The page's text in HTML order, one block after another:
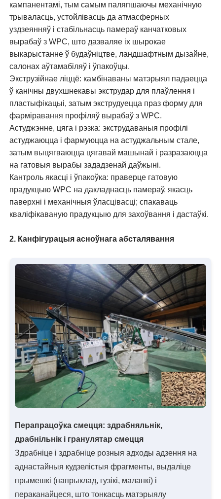
кампанентамі, тым самым паляпшаючы механічную
трываласць, устойлівасць да атмасферных
уздзеянняў і стабільнасць памераў канчатковых
вырабаў з WPC, што дазваляе іх шырокае
выкарыстанне ў будаўніцтве, ландшафтным дызайне,
салонах аўтамабіляў і ўпакоўцы.
Экструзійнае ліццё: камбінаваны матэрыял падаецца
ў канічны двухшнекавы экструдар для плаўлення і
пластыфікацыі, затым экструдуецца праз форму для
фарміравання профіляў вырабаў з WPC.
Астуджэнне, цяга і рэзка: экструдаваныя профілі
астуджаюцца і фармуюцца на астуджальным стале,
затым выцягваюцца цягавай машынай і разразаюцца
на гатовыя вырабы зададзенай даўжыні.
Кантроль якасці і ўпакоўка: праверце гатовую
прадукцыю WPC на дакладнасць памераў, якасць
паверхні і механічныя ўласцівасці; спакаваць
кваліфікаваную прадукцыю для захоўвання і дастаўкі.
2. Канфігурацыя асноўнага абсталявання
Перапрацоўка смецця: здрабняльнік,
драбнільнік і гранулятар смецця
Здрабніце і здрабніце розныя адходы адзення на
аднастайныя кудзелістыя фрагменты, выдаліце ​​
прымешкі (напрыклад, гузікі, маланкі) і
пераканайцеся, што тонкасць матэрыялу